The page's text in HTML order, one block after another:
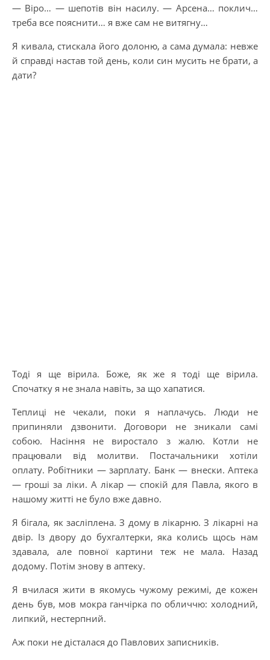
— Віро… — шепотів він насилу. — Арсена… поклич…
треба все пояснити… я вже сам не витягну…
Я кивала, стискала його долоню, а сама думала: невже
й справді настав той день, коли син мусить не брати, а
дати?
Тоді я ще вірила. Боже, як же я тоді ще вірила.
Спочатку я не знала навіть, за що хапатися.
Теплиці не чекали, поки я наплачусь. Люди не
припиняли дзвонити. Договори не зникали самі
собою. Насіння не виростало з жалю. Котли не
працювали від молитви. Постачальники хотіли
оплату. Робітники — зарплату. Банк — внески. Аптека
— гроші за ліки. А лікар — спокій для Павла, якого в
нашому житті не було вже давно.
Я бігала, як засліплена. З дому в лікарню. З лікарні на
двір. Із двору до бухгалтерки, яка колись щось нам
здавала, але повної картини теж не мала. Назад
додому. Потім знову в аптеку.
Я вчилася жити в якомусь чужому режимі, де кожен
день був, мов мокра ганчірка по обличчю: холодний,
липкий, нестерпний.
Аж поки не дісталася до Павлових записників.